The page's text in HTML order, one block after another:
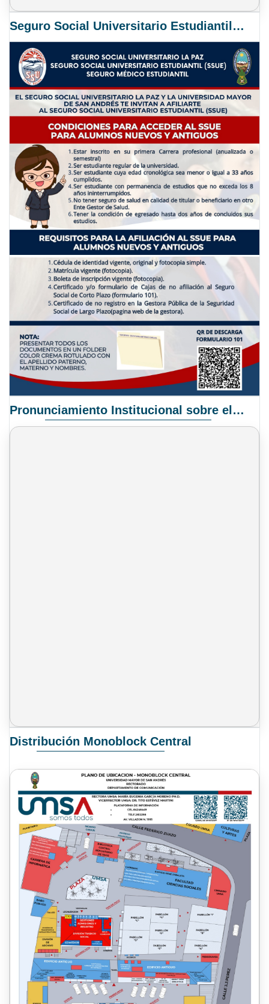
Seguro Social Universitario Estudiantil SSUE
Pronunciamiento Institucional sobre el Proyecto de Ley N° 068/2025-2026 C.S.
Distribución Monoblock Central